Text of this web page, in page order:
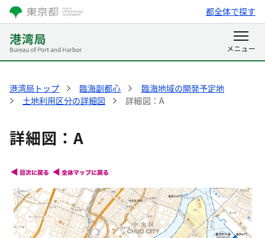
都全体で探す
港湾局トップ 臨海副都心
臨海地域の開発予定地
土地利用区分の詳細図
詳細図：A
詳細図：A